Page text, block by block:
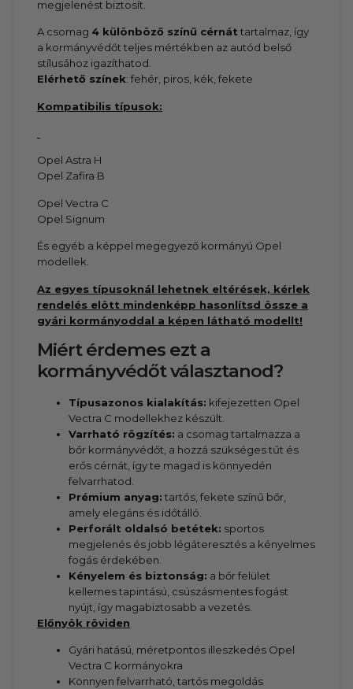
megjelenést biztosít.
A csomag 4 különböző színű cérnát tartalmaz, így
a kormányvédőt teljes mértékben az autód belső
stílusához igazíthatod.
Elérhető színek: fehér, piros, kék, fekete
Kompatibilis típusok:
Opel Astra H
Opel Zafira B
Opel Vectra C
Opel Signum
És egyéb a képpel megegyező kormányú Opel
modellek.
Az egyes típusoknál lehetnek eltérések, kérlek
rendelés elött mindenképp hasonlítsd össze a
gyári kormányoddal a képen látható modellt!
Miért érdemes ezt a
kormányvédőt választanod?
Típusazonos kialakítás: kifejezetten Opel
Vectra C modellekhez készült.
Varrható rögzítés: a csomag tartalmazza a
bőr kormányvédőt, a hozzá szükséges tűt és
erős cérnát, így te magad is könnyedén
felvarrhatod.
Prémium anyag: tartós, fekete színű bőr,
amely elegáns és időtálló.
Perforált oldalsó betétek: sportos
megjelenés és jobb légáteresztés a kényelmes
fogás érdekében.
Kényelem és biztonság: a bőr felület
kellemes tapintású, csúszásmentes fogást
nyújt, így magabiztosabb a vezetés.
Előnyök röviden
Gyári hatású, méretpontos illeszkedés Opel
Vectra C kormányokra
Könnyen felvarrható, tartós megoldás